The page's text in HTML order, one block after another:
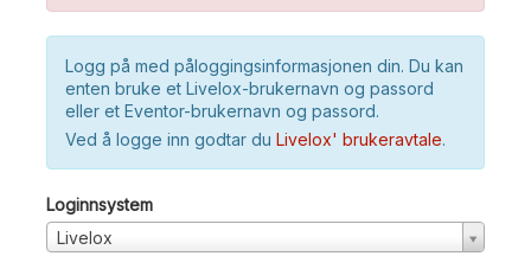
Logg på med påloggingsinformasjonen din. Du kan
enten bruke et Livelox-brukernavn og passord
eller et Eventor-brukernavn og passord.
Ved å logge inn godtar du Livelox' brukeravtale.
Loginnsystem
Livelox